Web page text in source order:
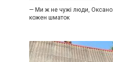
— Ми ж не чужі люди,
кожен шматок